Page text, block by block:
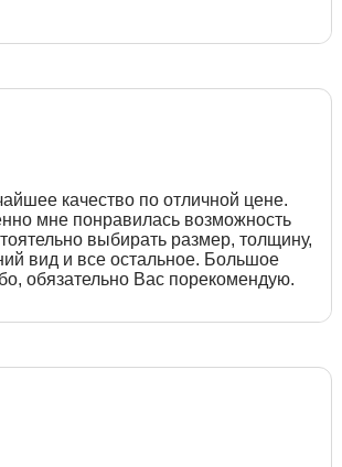
качество по отличной цене.
мне понравилась возможность
выбирать размер, толщину,
вид и все остальное. Большое
обязательно Вас порекомендую.